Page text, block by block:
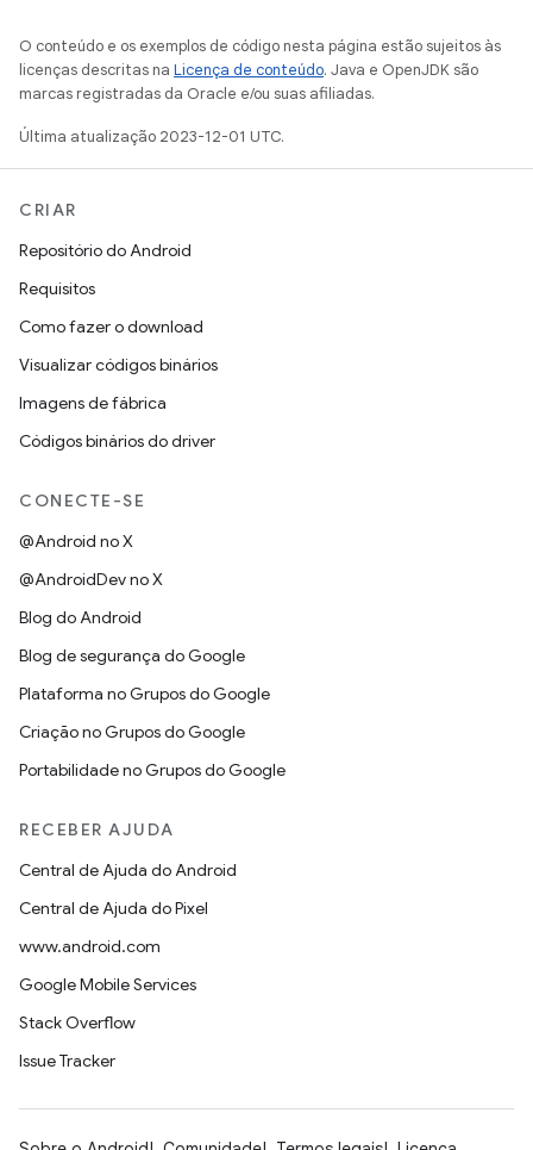
O conteúdo e os exemplos de código nesta página estão sujeitos às
licenças descritas na Licença de conteúdo. Java e OpenJDK são
marcas registradas da Oracle e/ou suas afiliadas.
Última atualização 2023-12-01 UTC.
CRIAR
Repositório do Android
Requisitos
Como fazer o download
Visualizar códigos binários
Imagens de fábrica
Códigos binários do driver
CONECTE-SE
@Android no X
@AndroidDev no X
Blog do Android
Blog de segurança do Google
Plataforma no Grupos do Google
Criação no Grupos do Google
Portabilidade no Grupos do Google
RECEBER AJUDA
Central de Ajuda do Android
Central de Ajuda do Pixel
www.android.com
Google Mobile Services
Stack Overflow
Issue Tracker